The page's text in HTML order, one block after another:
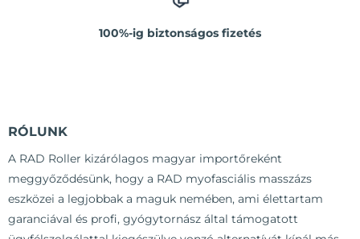
100%-ig biztonságos fizetés
RÓLUNK
A RAD Roller kizárólagos magyar importőreként
meggyőződésünk, hogy a RAD myofasciális masszázs
eszközei a legjobbak a maguk nemében, ami élettartam
garanciával és profi, gyógytornász által támogatott